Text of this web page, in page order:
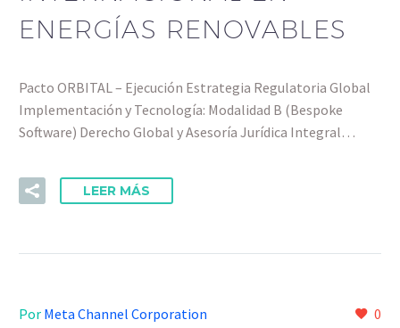
ENERGÍAS RENOVABLES
Pacto ORBITAL – Ejecución Estrategia Regulatoria Global
Implementación y Tecnología: Modalidad B (Bespoke
Software) Derecho Global y Asesoría Jurídica Integral…
LEER MÁS
0
Por Meta Channel Corporation